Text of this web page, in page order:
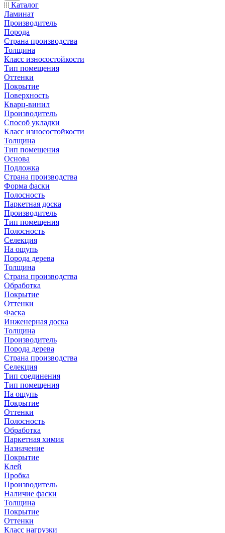
Каталог
Ламинат
Производитель
Порода
Страна производства
Толщина
Класс износостойкости
Тип помещения
Оттенки
Покрытие
Поверхность
Кварц-винил
Производитель
Способ укладки
Класс износостойкости
Толщина
Тип помещения
Основа
Подложка
Страна производства
Форма фаски
Полосность
Паркетная доска
Производитель
Тип помещения
Полосность
Селекция
На ощупь
Порода дерева
Толщина
Страна производства
Обработка
Покрытие
Оттенки
Фаска
Инженерная доска
Толщина
Производитель
Порода дерева
Страна производства
Селекция
Тип соединения
Тип помещения
На ощупь
Покрытие
Оттенки
Полосность
Обработка
Паркетная химия
Назначение
Покрытие
Клей
Пробка
Производитель
Наличие фаски
Толщина
Покрытие
Оттенки
Класс нагрузки